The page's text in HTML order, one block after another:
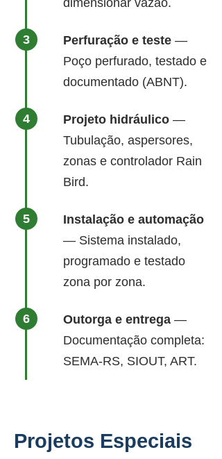
dimensionar vazão.
Perfuração e teste —
Poço perfurado, testado e
documentado (ABNT).
Projeto hidráulico —
Tubulação, aspersores,
zonas e controlador Rain
Bird.
Instalação e automação
— Sistema instalado,
programado e testado
zona por zona.
Outorga e entrega —
Documentação completa:
SEMA-RS, SIOUT, ART.
Projetos Especiais